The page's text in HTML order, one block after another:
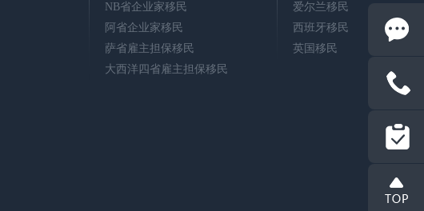
NB省企业家移民
阿省企业家移民
萨省雇主担保移民
大西洋四省雇主担保移民
爱尔兰移民
西班牙移民
英国移民